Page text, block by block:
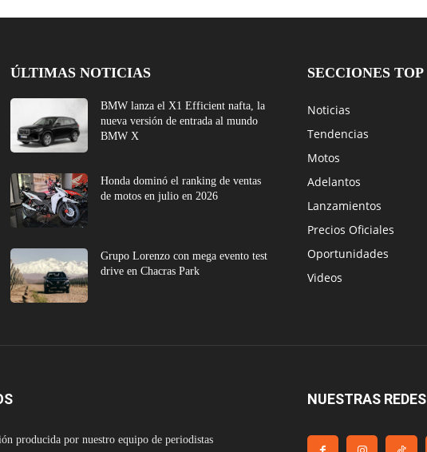
ÚLTIMAS NOTICIAS
BMW lanza el X1 Efficient nafta, la
nueva versión de entrada al mundo
BMW X
Honda dominó el ranking de ventas
de motos en julio en 2026
Grupo Lorenzo con mega evento test
drive en Chacras Park
SECCIONES TOP
Noticias
Tendencias
Motos
Adelantos
Lanzamientos
Precios Oficiales
Oportunidades
Videos
producida por nuestro equipo de periodistas
NUESTRAS REDES